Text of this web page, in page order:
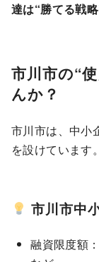
達は“勝てる戦略
市川市の“
んか？
市川市は、中小
を設けています。
市川市中
融資限度額